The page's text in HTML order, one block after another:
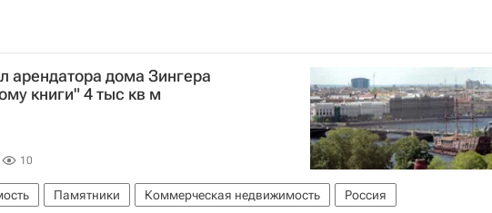
арендатора дома Зингера
книги" 4 тыс кв м
10
Памятники Коммерческая недвижимость Россия